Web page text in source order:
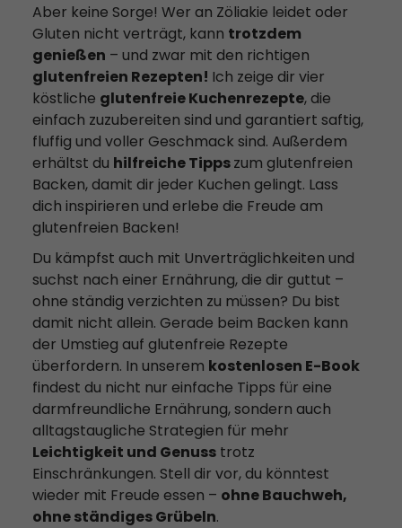
Aber keine Sorge! Wer an Zöliakie leidet oder
Gluten nicht verträgt, kann trotzdem
genießen – und zwar mit den richtigen
glutenfreien Rezepten! Ich zeige dir vier
köstliche glutenfreie Kuchenrezepte, die
einfach zuzubereiten sind und garantiert saftig,
fluffig und voller Geschmack sind. Außerdem
erhältst du hilfreiche Tippszum glutenfreien
Backen, damit dir jeder Kuchen gelingt. Lass
dich inspirieren und erlebe die Freude am
glutenfreien Backen!
Du kämpfst auch mit Unverträglichkeiten und
suchst nach einer Ernährung, die dir guttut –
ohne ständig verzichten zu müssen? Du bist
damit nicht allein. Gerade beim Backen kann
der Umstieg auf glutenfreie Rezepte
überfordern. In unserem kostenlosen E-Book
findest du nicht nur einfache Tipps für eine
darmfreundliche Ernährung, sondern auch
alltagstaugliche Strategien für mehr
Leichtigkeit und Genusstrotz
Einschränkungen. Stell dir vor, du könntest
wieder mit Freude essen – ohne Bauchweh,
ohne ständiges Grübeln.